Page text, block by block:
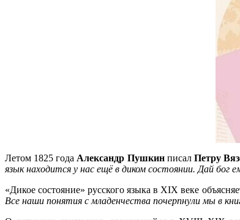
Летом 1825 года Александр Пушкинписал Петру
язык находится у нас ещё в диком состоянии. Дай бог
«Дикое состояние» русского языка в XIX веке
Все наши понятия с младенчества почерпнули мы в